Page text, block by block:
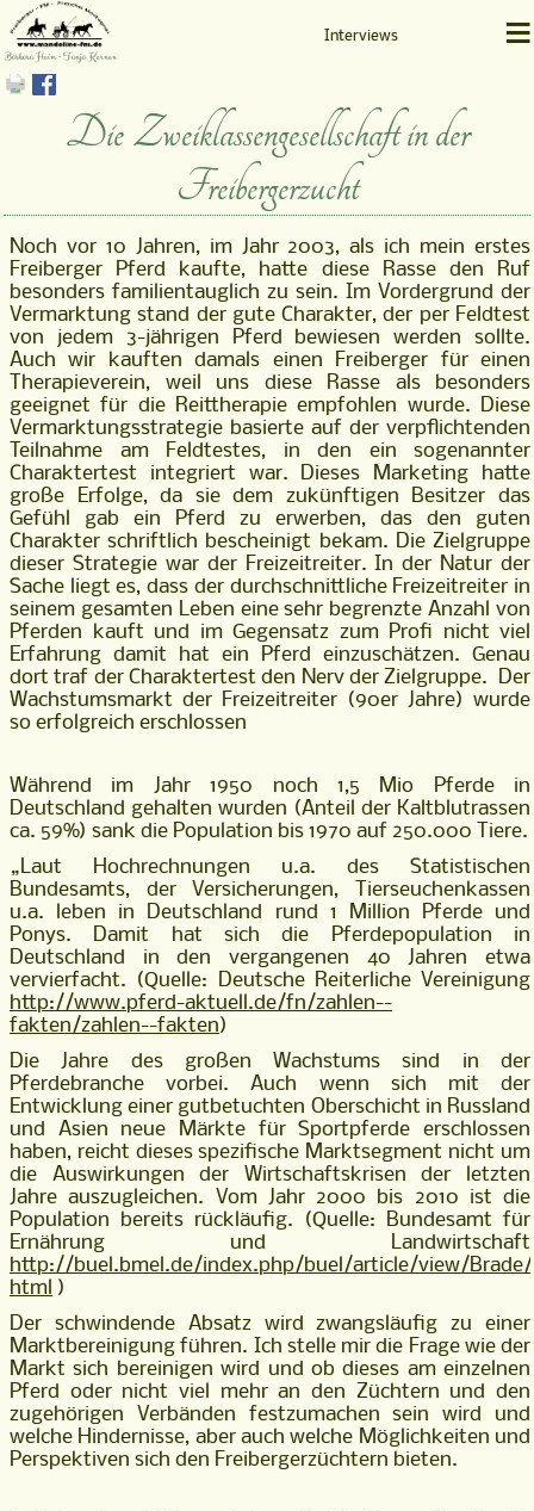
Barbara Heim • Tanja Kernen
Interviews ≡
Die Zweiklassengesellschaft in der
Freibergerzucht
Noch vor 10 Jahren, im Jahr 2003, als ich mein erstes
Freiberger Pferd kaufte, hatte diese Rasse den Ruf
besonders familientauglich zu sein. Im Vordergrund der
Vermarktung stand der gute Charakter, der per Feldtest
von jedem 3-jährigen Pferd bewiesen werden sollte.
Auch wir kauften damals einen Freiberger für einen
Therapieverein, weil uns diese Rasse als besonders
geeignet für die Reittherapie empfohlen wurde. Diese
Vermarktungsstrategie basierte auf der verpflichtenden
Teilnahme am Feldtestes, in den ein sogenannter
Charaktertest integriert war. Dieses Marketing hatte
große Erfolge, da sie dem zukünftigen Besitzer das
Gefühl gab ein Pferd zu erwerben, das den guten
Charakter schriftlich bescheinigt bekam. Die Zielgruppe
dieser Strategie war der Freizeitreiter. In der Natur der
Sache liegt es, dass der durchschnittliche Freizeitreiter in
seinem gesamten Leben eine sehr begrenzte Anzahl von
Pferden kauft und im Gegensatz zum Profi nicht viel
Erfahrung damit hat ein Pferd einzuschätzen. Genau
dort traf der Charaktertest den Nerv der Zielgruppe. Der
Wachstumsmarkt der Freizeitreiter (90er Jahre) wurde
so erfolgreich erschlossen
Während im Jahr 1950 noch 1,5 Mio Pferde in
Deutschland gehalten wurden (Anteil der Kaltblutrassen
ca. 59%) sank die Population bis 1970 auf 250.000 Tiere.
„Laut Hochrechnungen u.a. des Statistischen
Bundesamts, der Versicherungen, Tierseuchenkassen
u.a. leben in Deutschland rund 1 Million Pferde und
Ponys. Damit hat sich die Pferdepopulation in
Deutschland in den vergangenen 40 Jahren etwa
vervierfacht. (Quelle: Deutsche Reiterliche Vereinigung
http://www.pferd-aktuell.de/fn/zahlen--
fakten/zahlen--fakten)
Die Jahre des großen Wachstums sind in der
Pferdebranche vorbei. Auch wenn sich mit der
Entwicklung einer gutbetuchten Oberschicht in Russland
und Asien neue Märkte für Sportpferde erschlossen
haben, reicht dieses spezifische Marktsegment nicht um
die Auswirkungen der Wirtschaftskrisen der letzten
Jahre auszugleichen. Vom Jahr 2000 bis 2010 ist die
Population bereits rückläufig. (Quelle: Bundesamt für
Ernährung und Landwirtschaft
http://buel.bmel.de/index.php/buel/article/view/
html )
Der schwindende Absatz wird zwangsläufig zu einer
Marktbereinigung führen. Ich stelle mir die Frage wie der
Markt sich bereinigen wird und ob dieses am einzelnen
Pferd oder nicht viel mehr an den Züchtern und den
zugehörigen Verbänden festzumachen sein wird und
welche Hindernisse, aber auch welche Möglichkeiten und
Perspektiven sich den Freibergerzüchtern bieten.